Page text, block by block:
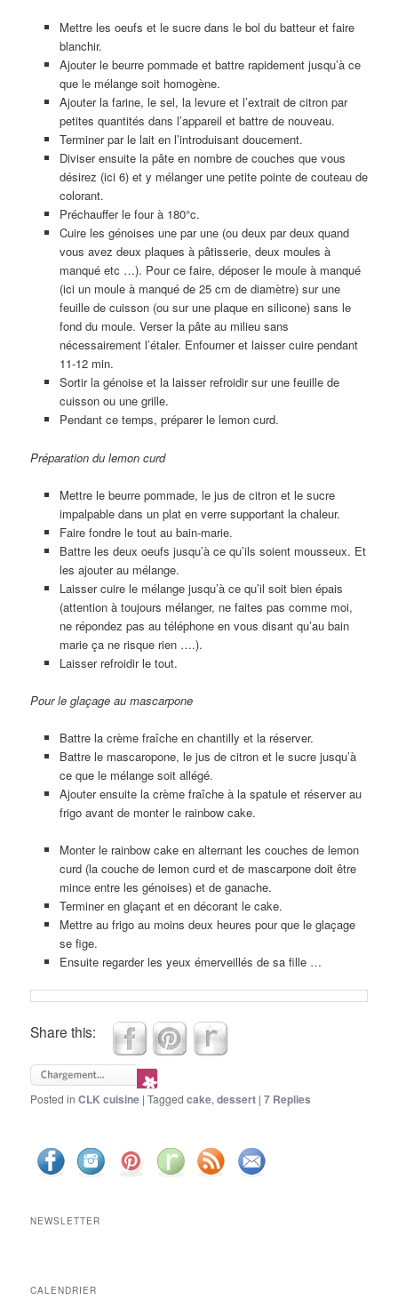
Mettre les oeufs et le sucre dans le bol du batteur et faire
blanchir.
Ajouter le beurre pommade et battre rapidement jusqu’à ce
que le mélange soit homogène.
Ajouter la farine, le sel, la levure et l’extrait de citron par
petites quantités dans l’appareil et battre de nouveau.
Terminer par le lait en l’introduisant doucement.
Diviser ensuite la pâte en nombre de couches que vous
désirez (ici 6) et y mélanger une petite pointe de couteau de
colorant.
Préchauffer le four à 180°c.
Cuire les génoises une par une (ou deux par deux quand
vous avez deux plaques à pâtisserie, deux moules à
manqué etc …). Pour ce faire, déposer le moule à manqué
(ici un moule à manqué de 25 cm de diamètre) sur une
feuille de cuisson (ou sur une plaque en silicone) sans le
fond du moule. Verser la pâte au milieu sans
nécessairement l’étaler. Enfourner et laisser cuire pendant
11-12 min.
Sortir la génoise et la laisser refroidir sur une feuille de
cuisson ou une grille.
Pendant ce temps, préparer le lemon curd.
Préparation du lemon curd
Mettre le beurre pommade, le jus de citron et le sucre
impalpable dans un plat en verre supportant la chaleur.
Faire fondre le tout au bain-marie.
Battre les deux oeufs jusqu’à ce qu’ils soient mousseux. Et
les ajouter au mélange.
Laisser cuire le mélange jusqu’à ce qu’il soit bien épais
(attention à toujours mélanger, ne faites pas comme moi,
ne répondez pas au téléphone en vous disant qu’au bain
marie ça ne risque rien ….).
Laisser refroidir le tout.
Pour le glaçage au mascarpone
Battre la crème fraîche en chantilly et la réserver.
Battre le mascaropone, le jus de citron et le sucre jusqu’à
ce que le mélange soit allégé.
Ajouter ensuite la crème fraîche à la spatule et réserver au
frigo avant de monter le rainbow cake.
Monter le rainbow cake en alternant les couches de lemon
curd (la couche de lemon curd et de mascarpone doit être
mince entre les génoises) et de ganache.
Terminer en glaçant et en décorant le cake.
Mettre au frigo au moins deux heures pour que le glaçage
se fige.
Ensuite regarder les yeux émerveillés de sa fille …
Share this:
Posted in CLK cuisine |Tagged cake,dessert |7 Replies
NEWSLETTER
CALENDRIER